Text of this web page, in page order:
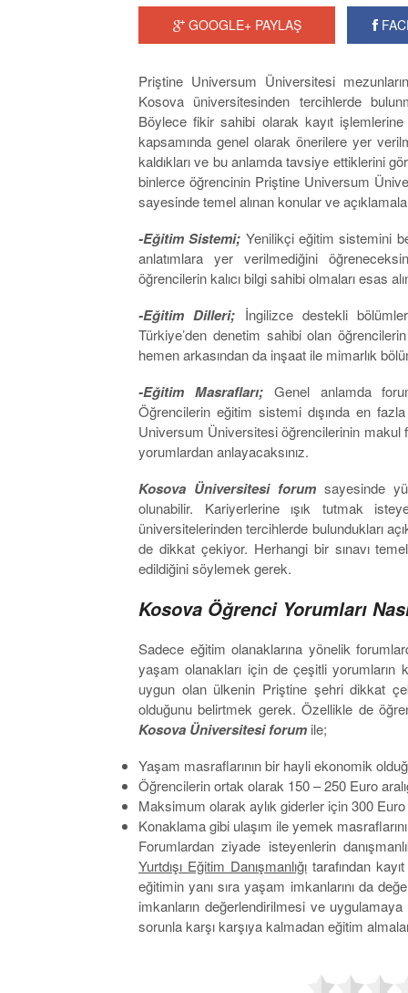
GOOGLE+ PAYLAŞ
Priştine Universum Üniversitesi
Kosova üniversitesinden tercihlerde
Böylece fikir sahibi olarak kayıt
kapsamında genel olarak önerilere yer
kaldıkları ve bu anlamda tavsiye ettiklerini
binlerce öğrencinin Priştine Universum
sayesinde temel alınan konular ve
-Eğitim Sistemi; Yenilikçi eğitim sistemini
anlatımlara yer verilmediğini
öğrencilerin kalıcı bilgi sahibi olmaları esas
-Eğitim Dilleri; İngilizce destekli
Türkiye’den denetim sahibi olan
hemen arkasından da inşaat ile mimarlık
-Eğitim Masrafları; Genel anlamda
Öğrencilerin eğitim sistemi dışında en
Universum Üniversitesi öğrencilerinin makul
yorumlardan anlayacaksınız.
Kosova Üniversitesi forum sayesinde
olunabilir. Kariyerlerine ışık tutmak
üniversitelerinden tercihlerde bulundukları
de dikkat çekiyor. Herhangi bir sınavı
edildiğini söylemek gerek.
Kosova Öğrenci Yorumları
Sadece eğitim olanaklarına yönelik
yaşam olanakları için de çeşitli yorumların
uygun olan ülkenin Priştine şehri dikkat
olduğunu belirtmek gerek. Özellikle de
Kosova Üniversitesi forum ile;
Yaşam masraflarının bir hayli ekonomik
Öğrencilerin ortak olarak 150 – 250 Euro
Maksimum olarak aylık giderler için 300
Konaklama gibi ulaşım ile yemek
Forumlardan ziyade isteyenlerin
Yurtdışı Eğitim Danışmanlığı tarafından
eğitimin yanı sıra yaşam imkanlarını da
imkanların değerlendirilmesi ve
sorunla karşı karşıya kalmadan eğitim